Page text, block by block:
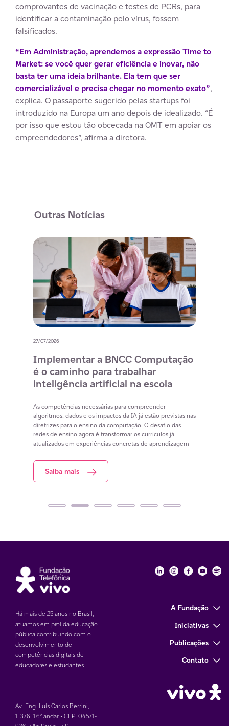
comprovantes de vacinação e testes de PCRs, para
identificar a contaminação pelo vírus, fossem
falsificados.
“Em Administração, aprendemos a expressão Time to
Market: se você quer gerar eficiência e inovar, não
basta ter uma ideia brilhante. Ela tem que ser
comercializável e precisa chegar no momento exato”,
explica. O passaporte sugerido pelas startups foi
introduzido na Europa um ano depois de idealizado. “É
por isso que estou tão obcecada na OMT em apoiar os
empreendedores”, afirma a diretora.
Outras Notícias
27/07/2026
Implementar a BNCC Computação
é o caminho para trabalhar
inteligência artificial na escola
As competências necessárias para compreender
algoritmos, dados e os impactos da IA já estão previstas nas
diretrizes para o ensino da computação. O desafio das
redes de ensino agora é transformar os currículos já
atualizados em experiências concretas de aprendizagem
Saiba mais
Há mais de 25 anos no Brasil,
atuamos em prol da educação
pública contribuindo com o
desenvolvimento de
competências digitais de
educadores e estudantes.
Av. Eng. Luís Carlos Berrini,
1.376 16° andar • CEP: 04571-
Fundação
Fundação
A Fundação
Iniciativas
Publicações
Contato